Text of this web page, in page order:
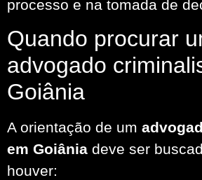
processo e na tomada de
Quando procurar
advogado
Goiânia
A orientação de um
em Goiânia deve ser
houver: